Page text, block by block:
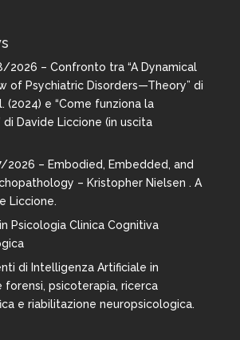
2026 – Confronto tra “A Dynamical
of Psychiatric Disorders—Theory” di
(2024) e “Come funziona la
di Davide Liccione (in uscita
2026 – Embodied, Embedded, and
– Kristopher Nielsen . A
Liccione.
Psicologia Clinica Cognitiva
di Intelligenza Artificiale in
forensi, psicoterapia, ricerca
e riabilitazione neuropsicologica.